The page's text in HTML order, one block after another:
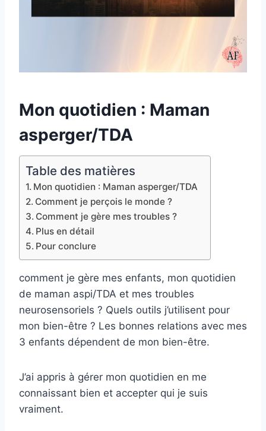
Mon quotidien : Maman
asperger/TDA
Table des matières
Mon quotidien : Maman asperger/TDA
Comment je perçois le monde ?
Comment je gère mes troubles ?
Plus en détail
Pour conclure
comment je gère mes enfants, mon quotidien
de maman aspi/TDA et mes troubles
neurosensoriels ? Quels outils j’utilisent pour
mon bien-être ? Les bonnes relations avec mes
3 enfants dépendent de mon bien-être.
J’ai appris à gérer mon quotidien en me
connaissant bien et accepter qui je suis
vraiment.